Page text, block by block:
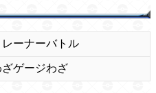
レーナーバトル
ざゲージわざ